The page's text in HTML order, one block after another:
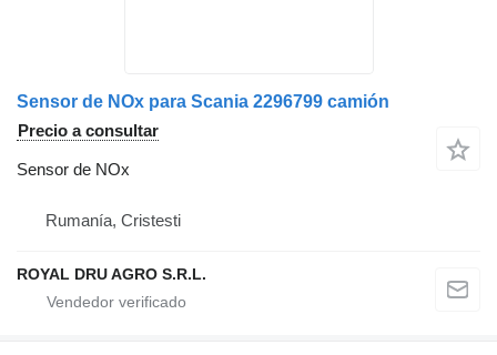
Sensor de NOx para Scania 2296799 camión
Precio a consultar
Sensor de NOx
Rumanía, Cristesti
ROYAL DRU AGRO S.R.L.